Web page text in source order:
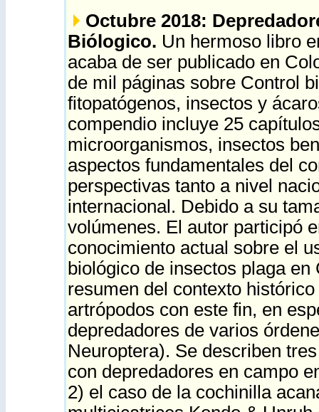
Octubre 2018:
Biólogico. Un hermoso libro
acaba de ser publicado en
de mil páginas sobre Control
fitopatógenos, insectos y
compendio incluye 25
microorganismos, insectos
aspectos fundamentales del
perspectivas tanto a nivel
internacional. Debido a su
volúmenes. El autor participó
conocimiento actual sobre el
biológico de insectos plaga
resumen del contexto
artrópodos con este fin, en
depredadores de varios
Neuroptera). Se describen
con depredadores en campo
2) el caso de la cochinilla